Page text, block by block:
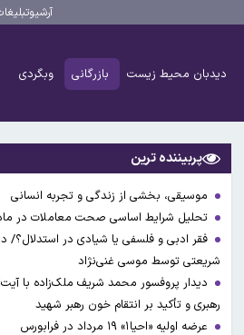
آرشیو
دیدبان محیط زیست بازرگانی وبگردی
پربیننده ترین
موسیقی، بخشی از زندگی و تجربه انسانی
تحلیل شرایط اساسی صحت معاملات در ماده ۱۹۰ قانون
فقر ادبی و فلسفی یا شیادی در استدلال؟/
شریعتی توسط موسی غنی‌نژاد
دیدار پروفسور محمد شریف ملک‌زاده با
رهبری و تأکید بر انتقام خون رهبر شهید
عرضه اولیه «احیا۱» ۱۹ مرداد در فرابورس